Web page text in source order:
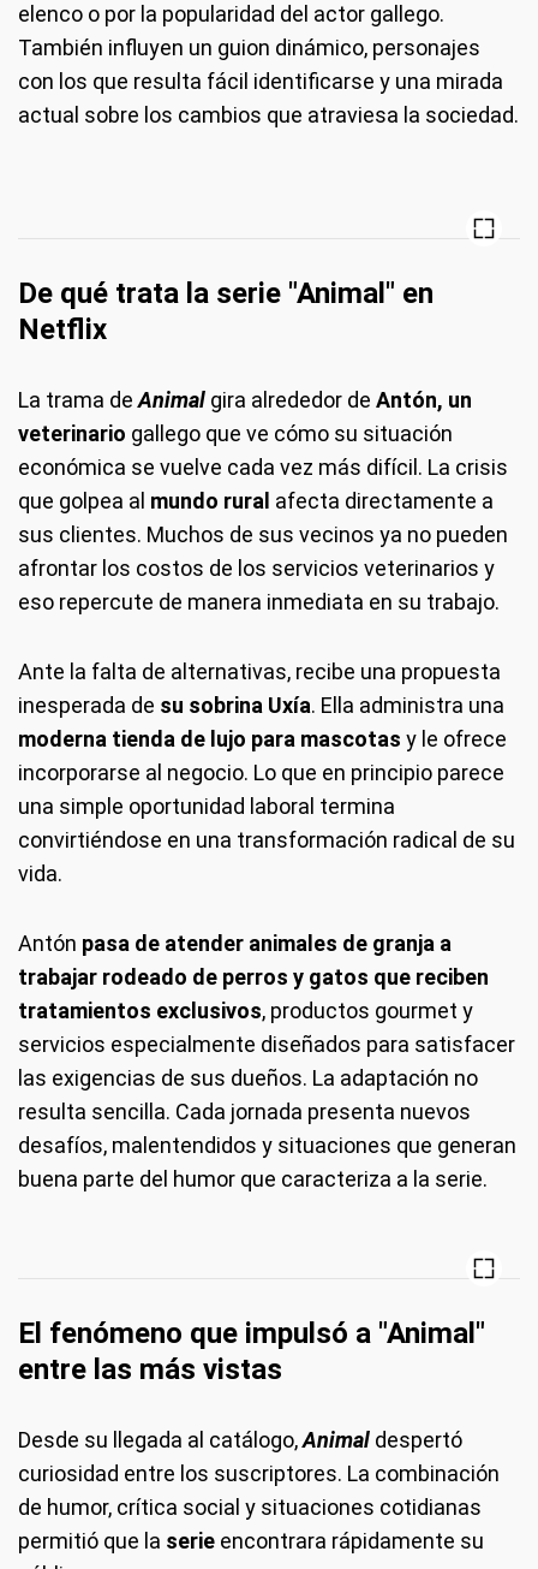
elenco o por la popularidad del actor gallego.
También influyen un guion dinámico, personajes
con los que resulta fácil identificarse y una mirada
actual sobre los cambios que atraviesa la sociedad.
De qué trata la serie "Animal" en
Netflix
La trama deAnimal gira alrededor de Antón, un
veterinario gallego que ve cómo su situación
económica se vuelve cada vez más difícil. La crisis
que golpea al mundo rural afecta directamente a
sus clientes. Muchos de sus vecinos ya no pueden
afrontar los costos de los servicios veterinarios y
eso repercute de manera inmediata en su trabajo.
Ante la falta de alternativas, recibe una propuesta
inesperada de su sobrina Uxía. Ella administra una
moderna tienda de lujo para mascotas y le ofrece
incorporarse al negocio. Lo que en principio parece
una simple oportunidad laboral termina
convirtiéndose en una transformación radical de su
vida.
Antón pasa de atender animales de granja a
trabajar rodeado de perros y gatos que reciben
tratamientos exclusivos, productos gourmet y
servicios especialmente diseñados para satisfacer
las exigencias de sus dueños. La adaptación no
resulta sencilla. Cada jornada presenta nuevos
desafíos, malentendidos y situaciones que generan
buena parte del humor que caracteriza a la serie.
El fenómeno que impulsó a "Animal"
entre las más vistas
Desde su llegada al catálogo,Animal despertó
curiosidad entre los suscriptores. La combinación
de humor, crítica social y situaciones cotidianas
permitió que la serie encontrara rápidamente su